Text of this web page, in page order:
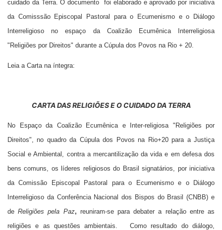
cuidado da Terra. O documento foi elaborado e aprovado por iniciativa
da Comisssão Episcopal Pastoral para o Ecumenismo e o Diálogo
Interreligioso no espaço da Coalizão Ecumênica Interreligiosa
"Religiões por Direitos" durante a Cúpula dos Povos na Rio + 20.
Leia a Carta na íntegra:
CARTA DAS RELIGIÕES E O CUIDADO DA TERRA
No Espaço da Coalizão Ecumênica e Inter-religiosa "Religiões por
Direitos", no quadro da Cúpula dos Povos na Rio+20 para a Justiça
Social e Ambiental, contra a mercantilização da vida e em defesa dos
bens comuns, os líderes religiosos do Brasil signatários, por iniciativa
da Comissão Episcopal Pastoral para o Ecumenismo e o Diálogo
Interreligioso da Conferência Nacional dos Bispos do Brasil (CNBB) e
deReligiões pela Paz, reuniram-se para debater a relação entre as
religiões e as questões ambientais. Como resultado do diálogo,